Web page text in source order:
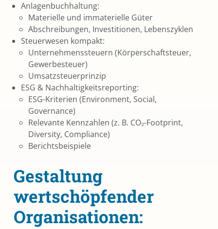
Anlagenbuchhaltung:
Materielle und immaterielle Güter
Abschreibungen, Investitionen, Lebenszyklen
Steuerwesen kompakt:
Unternehmenssteuern (Körperschaftsteuer,
Gewerbesteuer)
Umsatzsteuerprinzip
ESG & Nachhaltigkeitsreporting:
ESG-Kriterien (Environment, Social,
Governance)
Relevante Kennzahlen (z. B. CO₂-Footprint,
Diversity, Compliance)
Berichtsbeispiele
Gestaltung
wertschöpfender
Organisationen: